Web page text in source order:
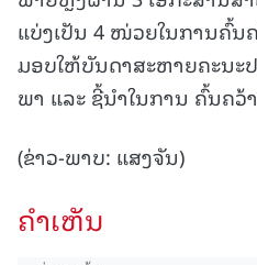
ແບ່ງເປັນ 4 ໜ່ວຍໃນການຄົ້
ມອບໃຫ້ບັນດາສະຫາຍຄະນະ
ພາ ແລະ ຊີ້ນໍາໃນການ ຄົ້ນຄວ້
(ຂ່າວ-ພາບ: ແສງຈັນ)
ຄໍາເຫັນ